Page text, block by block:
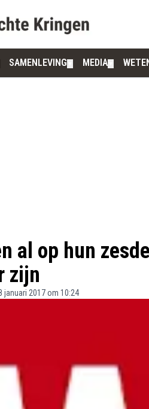
SAMENLEVING MEDIA
al op hun
zijn
januari 2017 om 10:24